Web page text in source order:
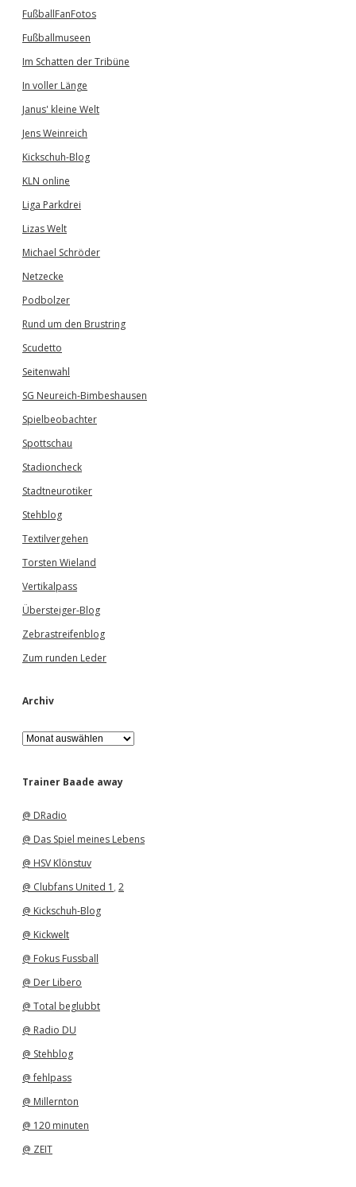
FußballFanFotos
Fußballmuseen
Im Schatten der Tribüne
In voller Länge
Janus' kleine Welt
Jens Weinreich
Kickschuh-Blog
KLN online
Liga Parkdrei
Lizas Welt
Michael Schröder
Netzecke
Podbolzer
Rund um den Brustring
Scudetto
Seitenwahl
SG Neureich-Bimbeshausen
Spielbeobachter
Spottschau
Stadioncheck
Stadtneurotiker
Stehblog
Textilvergehen
Torsten Wieland
Vertikalpass
Übersteiger-Blog
Zebrastreifenblog
Zum runden Leder
Archiv
A
r
h
Trainer Baade away
@ DRadio
@ Das Spiel meines Lebens
@ HSV Klönstuv
@ Clubfans United 1 , 2
@ Kickschuh-Blog
@ Kickwelt
@ Fokus Fussball
@ Der Libero
@ Total beglubbt
@ Radio DU
@ Stehblog
@ fehlpass
@ Millernton
@ 120 minuten
@ ZEIT